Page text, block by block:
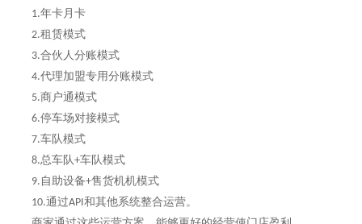
1.年卡月卡
2.租赁模式
3.合伙人分账模式
4.代理加盟专用分账模式
5.商户通模式
6.停车场对接模式
7.车队模式
8.总车队+车队模式
9. 自助设备+售货机机模式
10.通过API和其他系统整合运营。